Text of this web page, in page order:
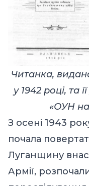
Читанка,
у 1942 році, та
«ОУН на
З осені 1943
почала
Луганщину
Армії,